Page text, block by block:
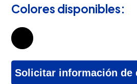
Colores disponibles:
Solicitar información de